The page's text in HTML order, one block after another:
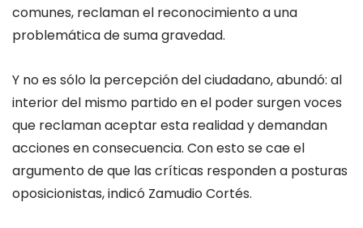
comunes, reclaman el reconocimiento a una
problemática de suma gravedad.
Y no es sólo la percepción del ciudadano, abundó: al
interior del mismo partido en el poder surgen voces
que reclaman aceptar esta realidad y demandan
acciones en consecuencia. Con esto se cae el
argumento de que las críticas responden a posturas
oposicionistas, indicó Zamudio Cortés.